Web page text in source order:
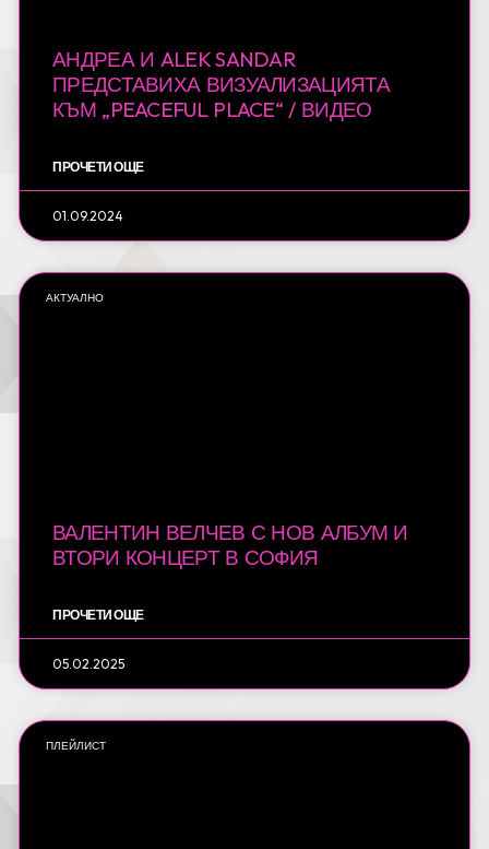
АНДРЕА И ALEK SANDAR
ПРЕДСТАВИХА ВИЗУАЛИЗАЦИЯТА
КЪМ „PEACEFUL PLACE“ / ВИДЕО
ПРОЧЕТИ ОЩЕ
01.09.2024
АКТУАЛНО
ВАЛЕНТИН ВЕЛЧЕВ С НОВ АЛБУМ И
ВТОРИ КОНЦЕРТ В СОФИЯ
ПРОЧЕТИ ОЩЕ
05.02.2025
ПЛЕЙЛИСТ